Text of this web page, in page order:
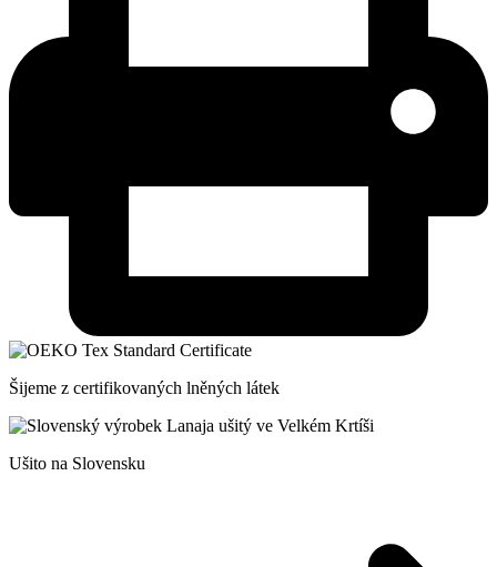
Šijeme z certifikovaných lněných látek
Ušito na Slovensku